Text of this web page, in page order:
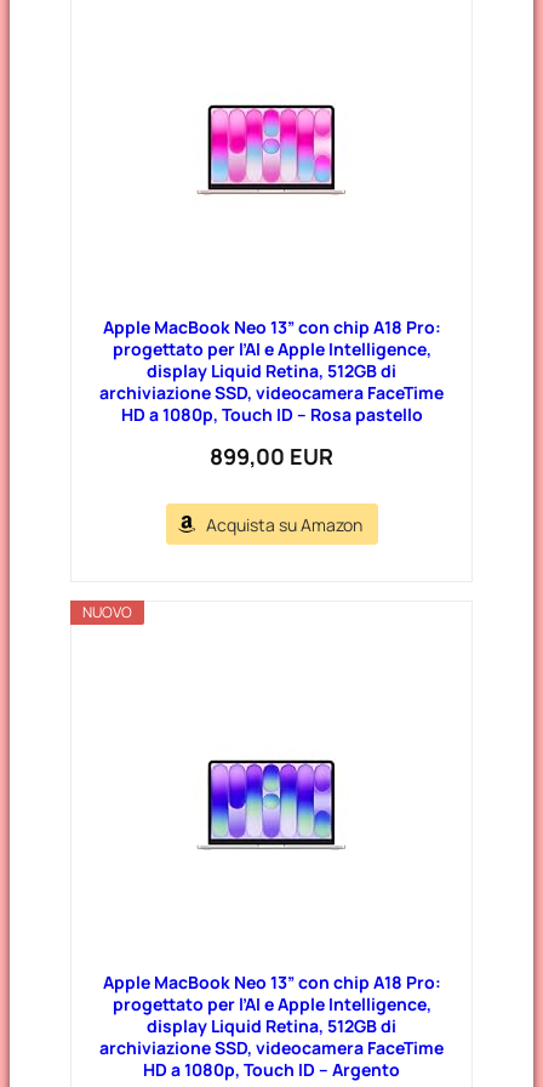
Apple MacBook Neo 13” con chip A18 Pro:
progettato per l’AI e Apple Intelligence,
display Liquid Retina, 512GB di
archiviazione SSD, videocamera FaceTime
HD a 1080p, Touch ID – Rosa pastello
899,00 EUR
Acquista su Amazon
NUOVO
Apple MacBook Neo 13” con chip A18 Pro:
progettato per l’AI e Apple Intelligence,
display Liquid Retina, 512GB di
archiviazione SSD, videocamera FaceTime
HD a 1080p, Touch ID – Argento